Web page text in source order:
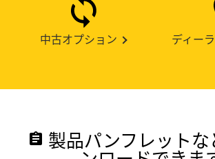
中古オプション ディー
assignment 製品パンフレットな